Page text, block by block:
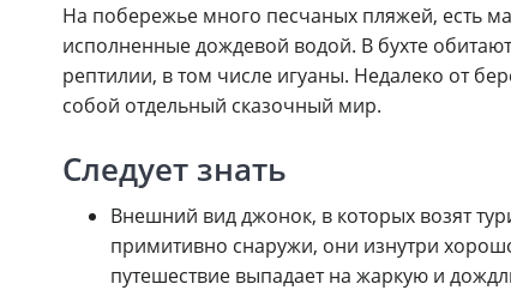
На побережье много песчаных пляжей, есть
исполненные дождевой водой. В бухте
рептилии, в том числе игуаны. Недалеко от
собой отдельный сказочный мир.
Следует знать
Внешний вид джонок, в которых возят
примитивно снаружи, они изнутри
путешествие выпадает на жаркую и